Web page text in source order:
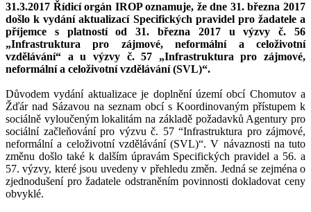
31.3.2017 Řídicí orgán IROP oznamuje, že dne 31. března 2017
došlo k vydání aktualizací Specifických pravidel pro žadatele a
příjemce s platností od 31. března 2017 u výzvy č. 56
„Infrastruktura pro zájmové, neformální a celoživotní
vzdělávání“ a u výzvy č. 57 „Infrastruktura pro zájmové,
neformální a celoživotní vzdělávání (SVL)“.
Důvodem vydání aktualizace je doplnění území obcí Chomutov a
Žďár nad Sázavou na seznam obcí s Koordinovaným přístupem k
sociálně vyloučeným lokalitám na základě požadavků Agentury pro
sociální začleňování pro výzvu č. 57 “Infrastruktura pro zájmové,
neformální a celoživotní vzdělávání (SVL)“. V návaznosti na tuto
změnu došlo také k dalším úpravám Specifických pravidel a 56. a
57. výzvy, které jsou uvedeny v přehledu změn. Jedná se zejména o
zjednodušení pro žadatele odstraněním povinnosti dokladovat ceny
obvyklé.